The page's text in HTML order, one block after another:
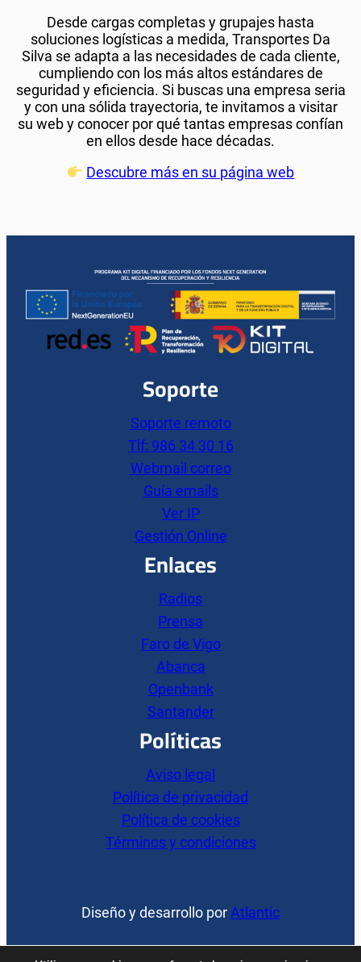
Desde cargas completas y grupajes hasta
soluciones logísticas a medida, Transportes Da
Silva se adapta a las necesidades de cada cliente,
cumpliendo con los más altos estándares de
seguridad y eficiencia. Si buscas una empresa seria
y con una sólida trayectoria, te invitamos a visitar
su web y conocer por qué tantas empresas confían
en ellos desde hace décadas.
Descubre más en su página web
Soporte
Soporte remoto
Tlf: 986 34 30 16
Webmail correo
Guía emails
Ver IP
Gestión Online
Enlaces
Radios
Prensa
Faro de Vigo
Abanca
Openbank
Santander
Políticas
Aviso legal
Política de privacidad
Política de cookies
Términos y condiciones
Diseño y desarrollo porAtlantic